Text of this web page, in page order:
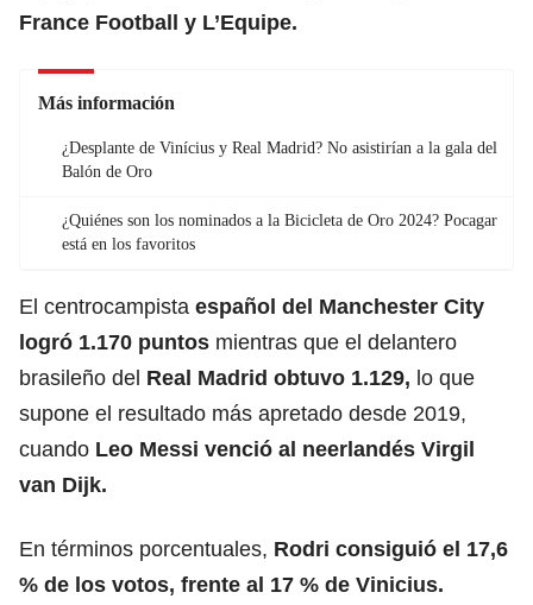
France Football y L’Equipe.
Más información
¿Desplante de Vinícius y Real Madrid? No asistirían a la gala del
Balón de Oro
¿Quiénes son los nominados a la Bicicleta de Oro 2024? Pocagar
está en los favoritos
El centrocampista español del Manchester City
logró 1.170 puntos mientras que el delantero
brasileño del Real Madrid obtuvo 1.129, lo que
supone el resultado más apretado desde 2019,
cuando Leo Messi venció al neerlandés Virgil
van Dijk.
En términos porcentuales, Rodri consiguió el 17,6
% de los votos, frente al 17 % de Vinicius.